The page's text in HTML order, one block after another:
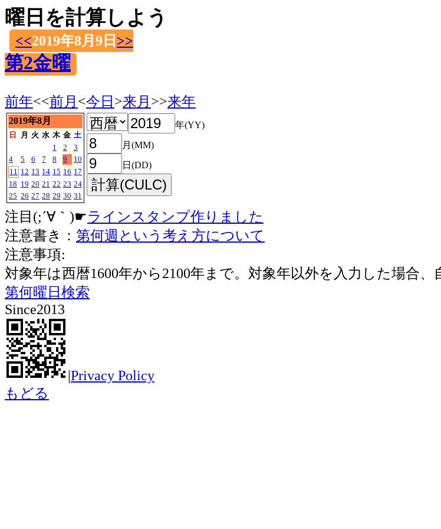
曜日を計算しよう
<<2019年8月9日 >>
第2金曜
前年<<前月 <今日 >来月 >>来年
2019年8月
日 月 火 水 木 金 土
1
2
3
4
5 6 7 8 9
10
11 12 13 14 15 16 17
18 19 20 21 22 23 24
25 26 27 28 29 30 31
年(YY)
月(MM)
日(DD)
注目(;´∀｀)☛ラインスタンプ作りました
注意書き： 第何週という考え方について
注意事項:
対象年は西暦1600年から2100年まで。対象年以外を入力した場合、
第何曜日検索
Since2013
|Privacy Policy
もどる